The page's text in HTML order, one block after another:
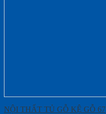
NỘI THẤT TỦ GỖ KỆ GỖ 67